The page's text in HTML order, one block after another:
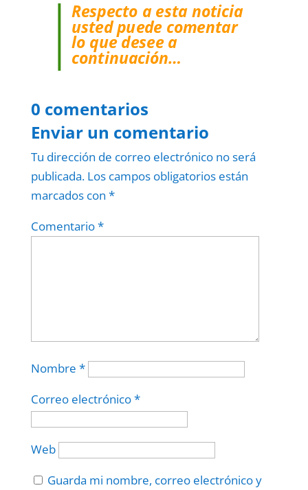
Respecto a esta noticia
usted puede comentar
lo que desee a
continuación…
0 comentarios
Enviar un comentario
Tu dirección de correo electrónico no será
publicada. Los campos obligatorios están
marcados con *
Comentario*
Nombre *
Correo electrónico*
Web
Guarda mi nombre, correo electrónico y